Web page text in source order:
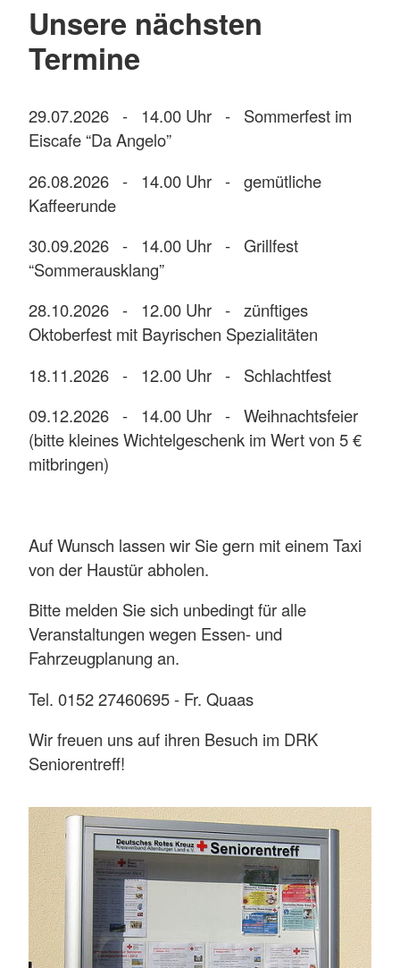
Unsere nächsten
Termine
29.07.2026 - 14.00 Uhr - Sommerfest im
Eiscafe “Da Angelo”
26.08.2026 - 14.00 Uhr - gemütliche
Kaffeerunde
30.09.2026 - 14.00 Uhr - Grillfest
“Sommerausklang”
28.10.2026 - 12.00 Uhr - zünftiges
Oktoberfest mit Bayrischen Spezialitäten
18.11.2026 - 12.00 Uhr - Schlachtfest
09.12.2026 - 14.00 Uhr - Weihnachtsfeier
(bitte kleines Wichtelgeschenk im Wert von 5 €
mitbringen)
Auf Wunsch lassen wir Sie gern mit einem Taxi
von der Haustür abholen.
Bitte melden Sie sich unbedingt für alle
Veranstaltungen wegen Essen- und
Fahrzeugplanung an.
Tel. 0152 27460695 - Fr. Quaas
Wir freuen uns auf ihren Besuch im DRK
Seniorentreff!